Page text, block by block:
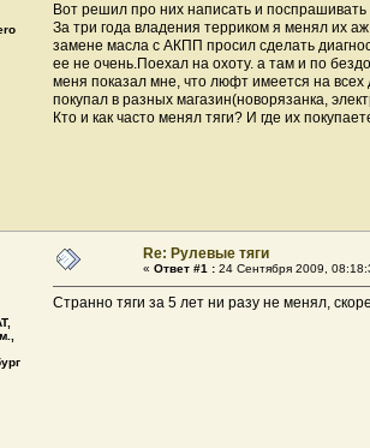
Вот решил про них написать и поспрашивать
За три года владения терриком я менял их
замене масла с АКПП просил сделать
ее не очень.Поехал на охоту. а там и по
меня показал мне, что люфт имеется на всех
покупал в разных магазин(новорязанка,
Кто и как часто менял тяги? И где их
Re: Рулевые тяги
« Ответ #1 : 24 Сентября 2009,
Странно тяги за 5 лет ни разу не менял,